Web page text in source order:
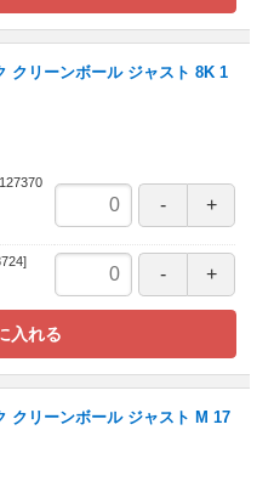
クリーンボール ジャスト 8K 1
入れる
クリーンボール ジャスト M 17